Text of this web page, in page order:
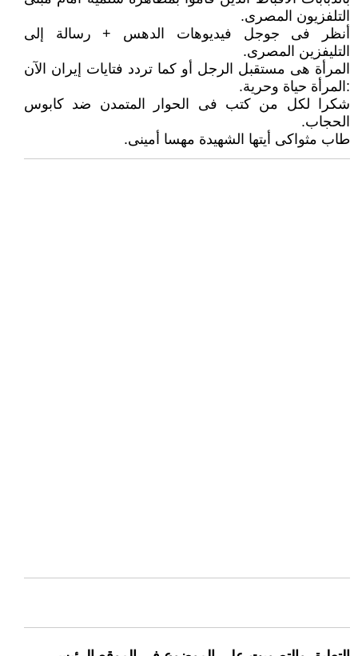
التلفزيون المصرى.
أنظر فى جوجل فيديوهات الدهس + رسالة إلى
التليفزين المصرى.
المرأة هى مستقبل الرجل أو كما تردد فتايات إيران الآن
:المرأة حياة وحرية.
شكرا لكل من كتب فى الحوار المتمدن ضد كابوس
الحجاب.
طاب مثواكى أيتها الشهيدة مهسا أمينى.